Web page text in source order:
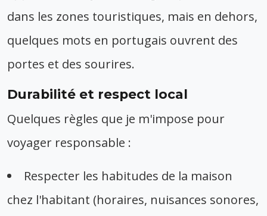
dans les zones touristiques, mais en dehors,
quelques mots en portugais ouvrent des
portes et des sourires.
Durabilité et respect local
Quelques règles que je m'impose pour
voyager responsable :
Respecter les habitudes de la maison
chez l'habitant (horaires, nuisances sonores,